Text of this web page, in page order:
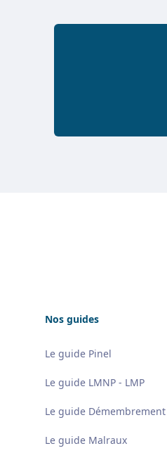
Nos guides
Le guide Pinel
Le guide LMNP - LMP
Le guide Démembrement
Le guide Malraux